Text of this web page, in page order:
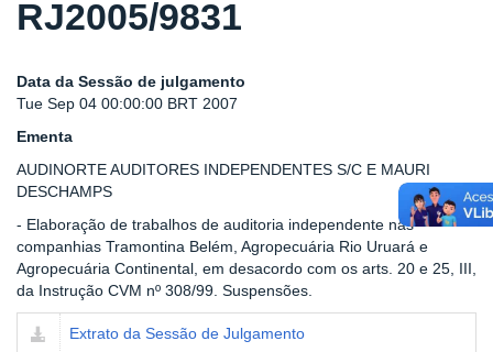
RJ2005/9831
Data da Sessão de julgamento
Tue Sep 04 00:00:00 BRT 2007
Ementa
AUDINORTE AUDITORES INDEPENDENTES S/C E MAURI
DESCHAMPS
- Elaboração de trabalhos de auditoria independente nas
companhias Tramontina Belém, Agropecuária Rio Uruará e
Agropecuária Continental, em desacordo com os arts. 20 e 25, III,
da Instrução CVM nº 308/99. Suspensões.
Extrato da Sessão de Julgamento